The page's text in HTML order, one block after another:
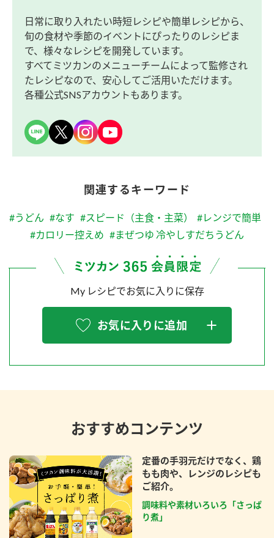
日常に取り入れたい時短レシピや簡単レシピから、
旬の食材や季節のイベントにぴったりのレシピま
で、様々なレシピを開発しています。
すべてミツカンのメニューチームによって監修され
たレシピなので、安心してご活用いただけます。
各種公式SNSアカウントもあります。
関連するキーワード
#うどん #なす #スピード（主食・主菜）
#レンジで簡単
#カロリー控えめ #まぜつゆ 冷やしすだちうどん
My レシピでお気に入りに保存
お気に入りに追加
おすすめコンテンツ
定番の手羽元だけでなく、鶏
もも肉や、レンジのレシピも
ご紹介。
調味料や素材いろいろ「さっぱ
り煮」